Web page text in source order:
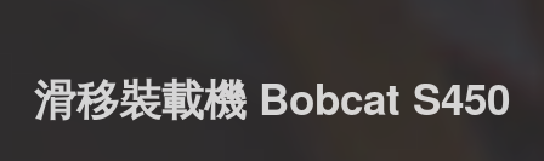
滑移裝載機 Bobcat S450